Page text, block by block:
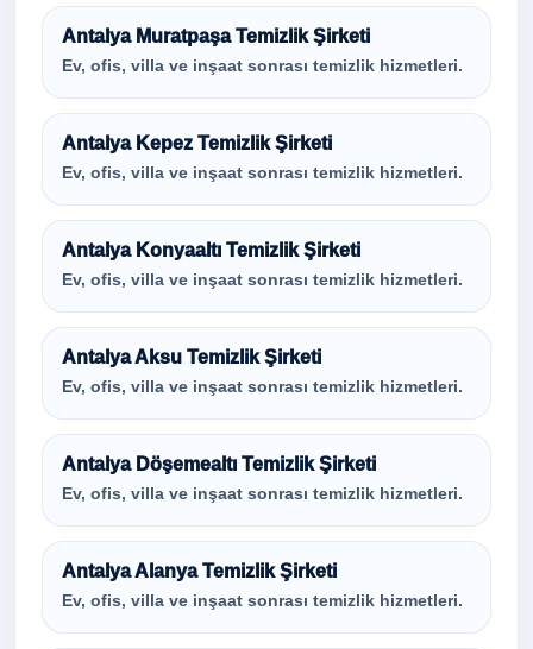
Antalya Muratpaşa Temizlik Şirketi
Ev, ofis, villa ve inşaat sonrası temizlik hizmetleri.
Antalya Kepez Temizlik Şirketi
Ev, ofis, villa ve inşaat sonrası temizlik hizmetleri.
Antalya Konyaaltı Temizlik Şirketi
Ev, ofis, villa ve inşaat sonrası temizlik hizmetleri.
Antalya Aksu Temizlik Şirketi
Ev, ofis, villa ve inşaat sonrası temizlik hizmetleri.
Antalya Döşemealtı Temizlik Şirketi
Ev, ofis, villa ve inşaat sonrası temizlik hizmetleri.
Antalya Alanya Temizlik Şirketi
Ev, ofis, villa ve inşaat sonrası temizlik hizmetleri.